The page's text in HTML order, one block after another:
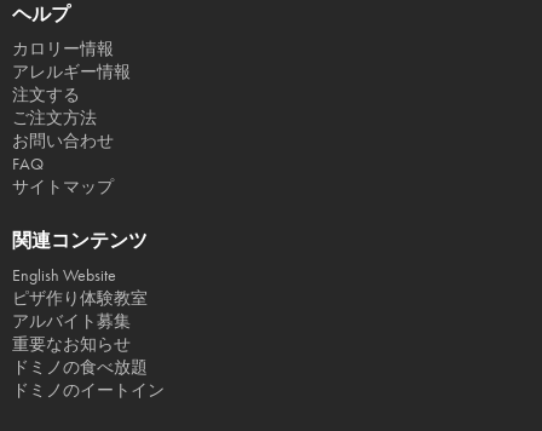
ヘルプ
カロリー情報
アレルギー情報
注文する
ご注文方法
お問い合わせ
FAQ
サイトマップ
関連コンテンツ
English Website
ピザ作り体験教室
アルバイト募集
重要なお知らせ
ドミノの食べ放題
ドミノのイートイン